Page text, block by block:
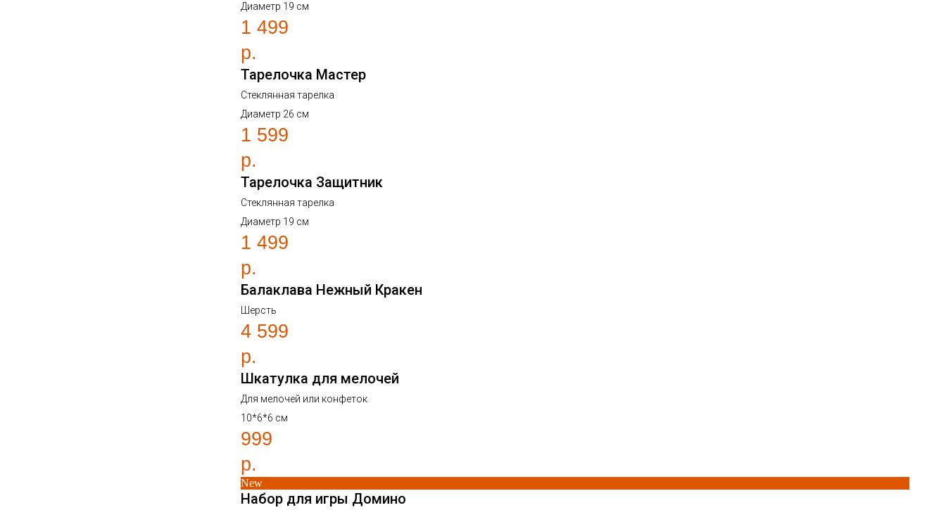
Диаметр 19 см
1 499
р.
Тарелочка Мастер
Стеклянная тарелка
Диаметр 26 см
1 599
р.
Тарелочка Защитник
Стеклянная тарелка
Диаметр 19 см
1 499
р.
Балаклава Нежный Кракен
Шерсть
4 599
р.
Шкатулка для мелочей
Для мелочей или конфеток
10*6*6 см
999
р.
New
Набор для игры Домино